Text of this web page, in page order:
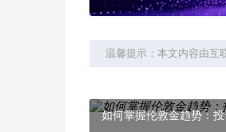
温馨提示：本文内容由互
如何掌握伦敦金趋势：